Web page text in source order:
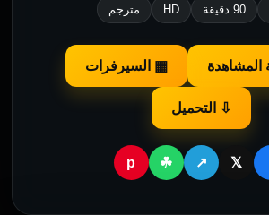
90 دقيقة HD مترجم
▦ السيرفرات
⇩ التحميل
𝕏
↗
☘
p